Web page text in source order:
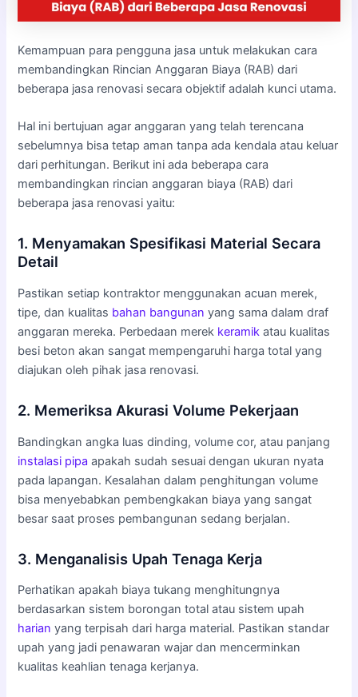
Kemampuan para pengguna jasa untuk melakukan cara
membandingkan Rincian Anggaran Biaya (RAB) dari
beberapa jasa renovasi secara objektif adalah kunci utama.
Hal ini bertujuan agar anggaran yang telah terencana
sebelumnya bisa tetap aman tanpa ada kendala atau keluar
dari perhitungan. Berikut ini ada beberapa cara
membandingkan rincian anggaran biaya (RAB) dari
beberapa jasa renovasi yaitu:
1. Menyamakan Spesifikasi Material Secara
Detail
Pastikan setiap kontraktor menggunakan acuan merek,
tipe, dan kualitas bahan bangunan yang sama dalam draf
anggaran mereka. Perbedaan merek keramik atau kualitas
besi beton akan sangat mempengaruhi harga total yang
diajukan oleh pihak jasa renovasi.
2. Memeriksa Akurasi Volume Pekerjaan
Bandingkan angka luas dinding, volume cor, atau panjang
instalasi pipa apakah sudah sesuai dengan ukuran nyata
pada lapangan. Kesalahan dalam penghitungan volume
bisa menyebabkan pembengkakan biaya yang sangat
besar saat proses pembangunan sedang berjalan.
3. Menganalisis Upah Tenaga Kerja
Perhatikan apakah biaya tukang menghitungnya
berdasarkan sistem borongan total atau sistem upah
harian yang terpisah dari harga material. Pastikan standar
upah yang jadi penawaran wajar dan mencerminkan
kualitas keahlian tenaga kerjanya.